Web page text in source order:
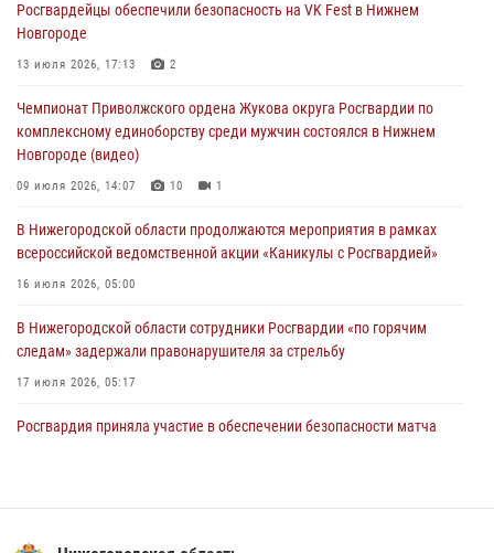
13 июля 2026, 17:13
Нижегородские росгвардейцы за прошедшую неделю выезжали
13 июля 2026, 06:45
Росгвардейцы предотвратили серию краж в Нижнем Новгороде
10 июля 2026, 09:38
Росгвардейцы обеспечили безопасность на VK Fest в Нижнем
Новгороде
13 июля 2026, 17:13 2
Чемпионат Приволжского ордена Жукова округа Росгвардии по
комплексному единоборству среди мужчин состоялся в Нижнем
Новгороде (видео)
09 июля 2026, 14:07 10 1
В Нижегородской области продолжаются мероприятия в рамках
всероссийской ведомственной акции «Каникулы с Росгвардией»
16 июля 2026, 05:00
В Нижегородской области сотрудники Росгвардии «по горячим
следам» задержали правонарушителя за стрельбу
17 июля 2026, 05:17
Росгвардия приняла участие в обеспечении безопасности матча
святого равноапостольного князя Владимира